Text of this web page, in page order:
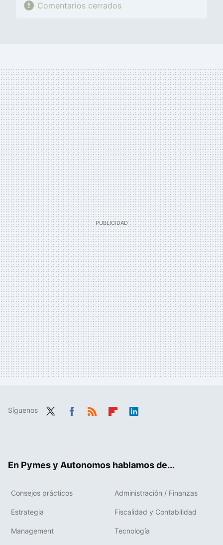
Comentarios cerrados
Síguenos
En Pymes y Autonomos hablamos de...
Consejos prácticos Administración / Finanzas
Estrategia Fiscalidad y Contabilidad
Management Tecnología